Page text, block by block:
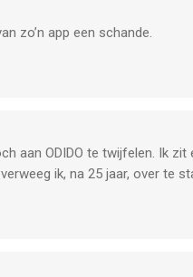
zo’n app een schande.
aan ODIDO te twijfelen. Ik zit
ik, na 25 jaar, over te
Buurman is er ingetrapt en